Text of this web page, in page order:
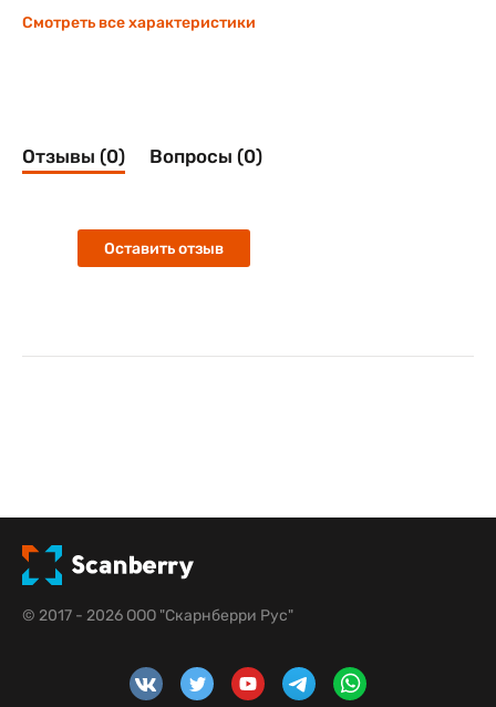
Смотреть все характеристики
Отзывы (0) Вопросы (0)
Оставить отзыв
© 2017 - 2026 ООО "Скарнберри Рус"